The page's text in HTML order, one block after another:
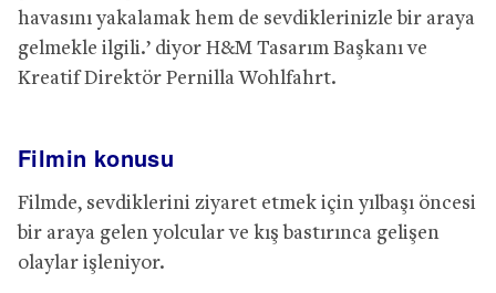
havasını yakalamak hem de sevdiklerinizle bir araya
gelmekle ilgili.’ diyor H&M Tasarım Başkanı ve
Kreatif Direktör Pernilla Wohlfahrt.
Filmin konusu
Filmde, sevdiklerini ziyaret etmek için yılbaşı öncesi
bir araya gelen yolcular ve kış bastırınca gelişen
olaylar işleniyor.